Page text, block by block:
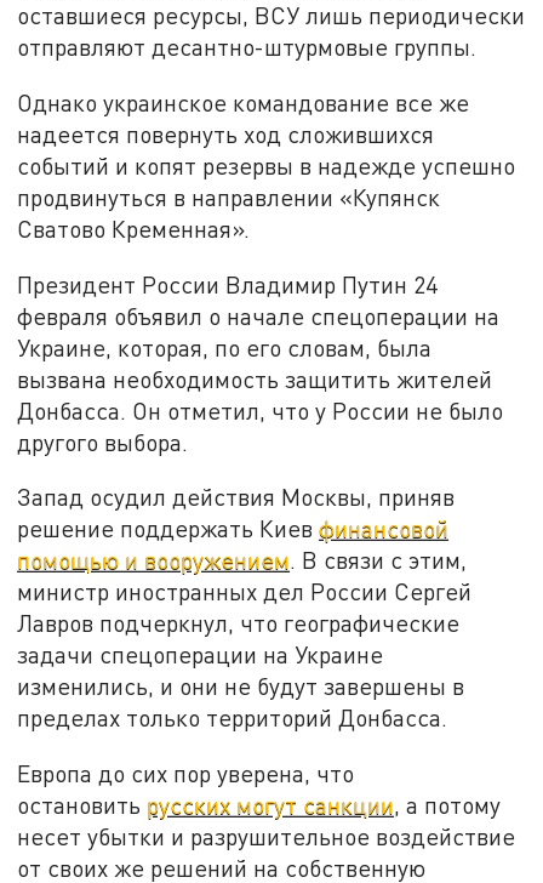
оставшиеся ресурсы, ВСУ лишь периодически
отправляют десантно-штурмовые группы.
Однако украинское командование все же
надеется повернуть ход сложившихся
событий и копят резервы в надежде успешно
продвинуться в направлении «Купянск
Сватово Кременная».
Президент России Владимир Путин 24
февраля объявил о начале спецоперации на
Украине, которая, по его словам, была
вызвана необходимость защитить жителей
Донбасса. Он отметил, что у России не было
другого выбора.
Запад осудил действия Москвы, приняв
решение поддержать Киевфинансовой
помощью и вооружением. В связи с этим,
министр иностранных дел России Сергей
Лавров подчеркнул, что географические
задачи спецоперации на Украине
изменились, и они не будут завершены в
пределах только территорий Донбасса.
Европа до сих пор уверена, что
остановить русских могут санкции, а потому
несет убытки и разрушительное воздействие
от своих же решений на собственную